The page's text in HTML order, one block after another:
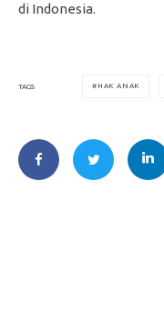
di Indonesia.
TAGS HAK ANAK